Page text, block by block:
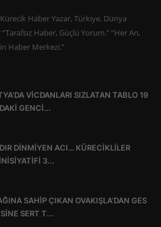
Haber Yazar, Türkiye, Dünya
Haber, Güçlü Yorum.” “Her An,
Haber Merkezi.”
VİCDANLARI SIZLATAN TABLO 19
GENCİ...
DİNMİYEN ACI… KÜRECİKLİLER
3...
SAHİP ÇIKAN OVAKIŞLA’DAN GES
SERT T...